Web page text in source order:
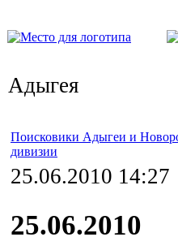
Адыгея
Поисковики Адыгеи и
дивизии
25.06.2010 14:27
25.06.2010